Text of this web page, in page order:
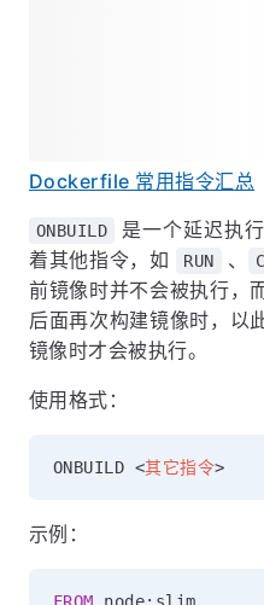
Dockerfile 常用指令汇总
ONBUILD
是一个延迟执
着其他指令，如
RUN 、
前镜像时并不会被执行，
后面再次构建镜像时，以
镜像时才会被执行。
使用格式：
ONBUILD <其它指令>
示例：